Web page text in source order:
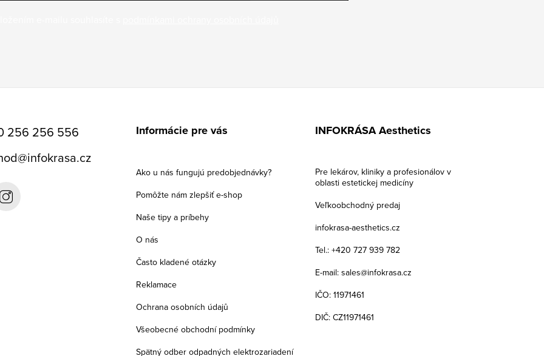
256 256 556
@infokrasa.cz
Informácie pre vás
Ako u nás fungujú predobjednávky?
Pomôžte nám zlepšiť e-shop
Naše tipy a príbehy
O nás
Často kladené otázky
Reklamace
Ochrana osobních údajů
Všeobecné obchodní podmínky
Spätný odber odpadných elektrozariadení
INFOKRÁSA Aesthetics
Pre lekárov, kliniky a profesionálov v
oblasti estetickej medicíny
Veľkoobchodný predaj
infokrasa-aesthetics.cz
Tel.: +420 727 939 782
E-mail: sales@infokrasa.cz
IČO: 11971461
DIČ: CZ11971461